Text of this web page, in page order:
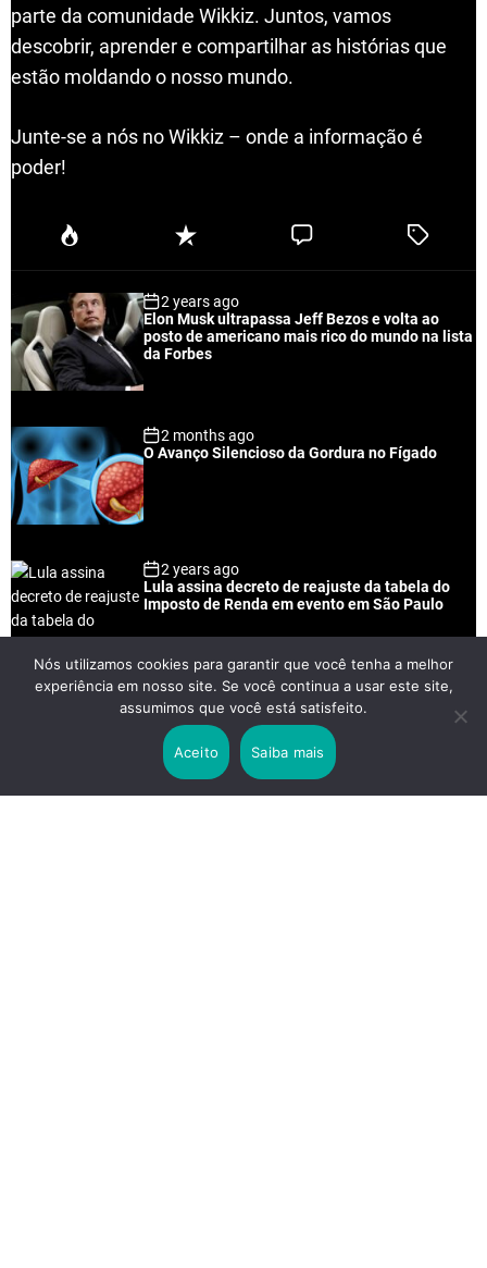
parte da comunidade Wikkiz. Juntos, vamos
descobrir, aprender e compartilhar as histórias que
estão moldando o nosso mundo.
Junte-se a nós no Wikkiz – onde a informação é
poder!
P
u
a
r
R
e
n
t
C
e
T
e
2 years ago
Elon Musk ultrapassa Jeff Bezos e volta ao
posto de americano mais rico do mundo na lista
da Forbes
2 months ago
O Avanço Silencioso da Gordura no Fígado
2 years ago
Lula assina decreto de reajuste da tabela do
Imposto de Renda em evento em São Paulo
2 years ago
Lei Rouanet e Petrobras financiam evento em
que Lula pediu votos para Boulos
Nós utilizamos cookies para garantir que você tenha a melhor
experiência em nosso site. Se você continua a usar este site,
assumimos que você está satisfeito.
Aceito Saiba mais